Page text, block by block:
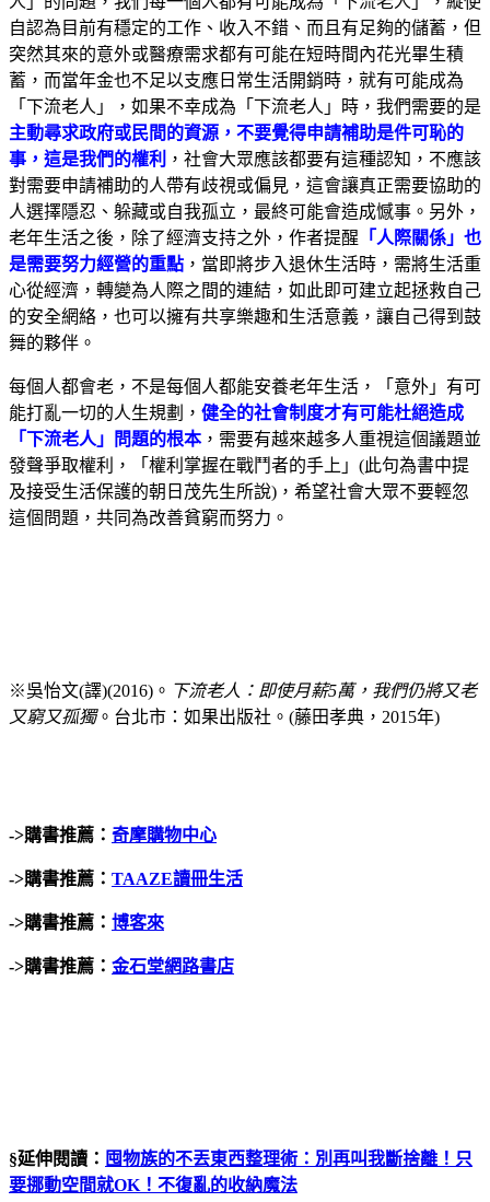
自認為目前有穩定的工作、收入不錯、而且有足夠的儲蓄，但
突然其來的意外或醫療需求都有可能在短時間內花光畢生積
蓄，而當年金也不足以支應日常生活開銷時，就有可能成為
「下流老人」，如果不幸成為「下流老人」時，我們需要的是
主動尋求政府或民間的資源，不要覺得申請補助是件可恥的
事，這是我們的權利 ，社會大眾應該都要有這種認知，不應該
對需要申請補助的人帶有歧視或偏見，這會讓真正需要協助的
人選擇隱忍、躲藏或自我孤立，最終可能會造成憾事。另外，
老年生活之後，除了經濟支持之外，作者提醒 「人際關係」也
是需要努力經營的重點 ，當即將步入退休生活時，需將生活重
心從經濟，轉變為人際之間的連結，如此即可建立起拯救自己
的安全網絡，也可以擁有共享樂趣和生活意義，讓自己得到鼓
舞的夥伴。
每個人都會老，不是每個人都能安養老年生活，「意外」有可
能打亂一切的人生規劃， 健全的社會制度才有可能杜絕造成
「下流老人」問題的根本，需要有越來越多人重視這個議題並
發聲爭取權利，「權利掌握在戰鬥者的手上」(此句為書中提
及接受生活保護的朝日茂先生所說)，希望社會大眾不要輕忽
這個問題，共同為改善貧窮而努力。
※吳怡文(譯)(2016)。 下流老人：即使月薪5萬，我們仍將又老
又窮又孤獨。台北市：如果出版社。(藤田孝典，2015年)
->購書推薦： 奇摩購物中心
->購書推薦： TAAZE讀冊生活
->購書推薦： 博客來
->購書推薦： 金石堂網路書店
§延伸閱讀： 囤物族的不丟東西整理術：別再叫我斷捨離！只
要挪動空間就OK！不復亂的收納魔法